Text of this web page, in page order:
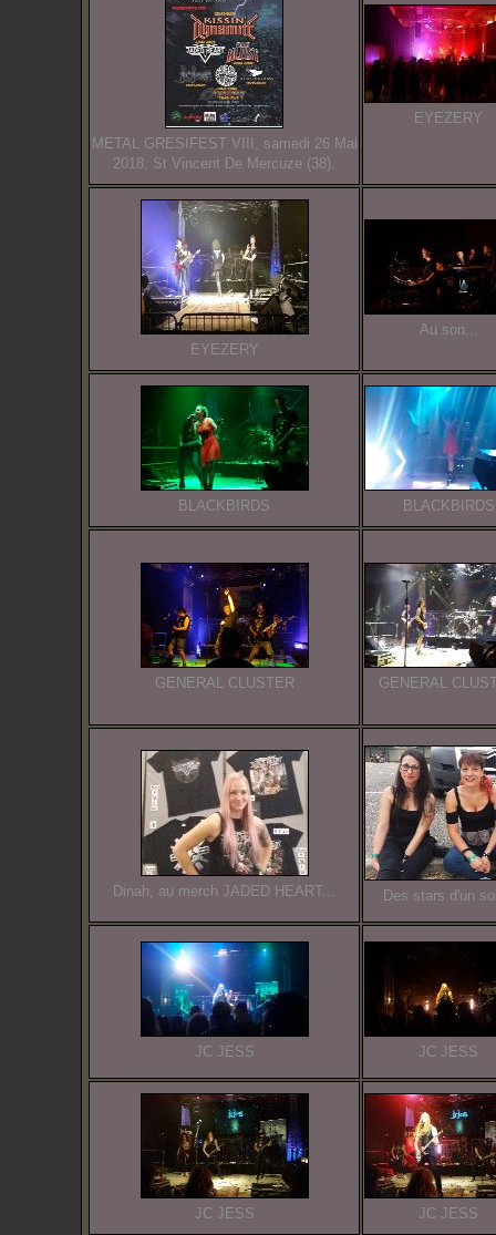
METAL GRESIFEST VIII, samedi 26 Mai
2018, St Vincent De Mercuze (38).
EYEZERY
EYEZERY
Au son...
BLACKBIRDS BLACKBIRDS
GENERAL CLUSTER GENERAL
Dinah, au merch JADED HEART... Des stars d'un
JC JESS JC JESS
JC JESS JC JESS